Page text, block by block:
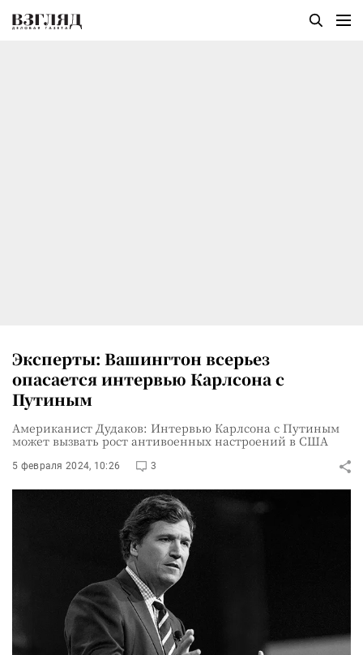
Эксперты: Вашингтон всерьез
опасается интервью Карлсона с
Путиным
Американист Дудаков: Интервью Карлсона с Путиным
может вызвать рост антивоенных настроений в США
5 февраля 2024, 10:26 3